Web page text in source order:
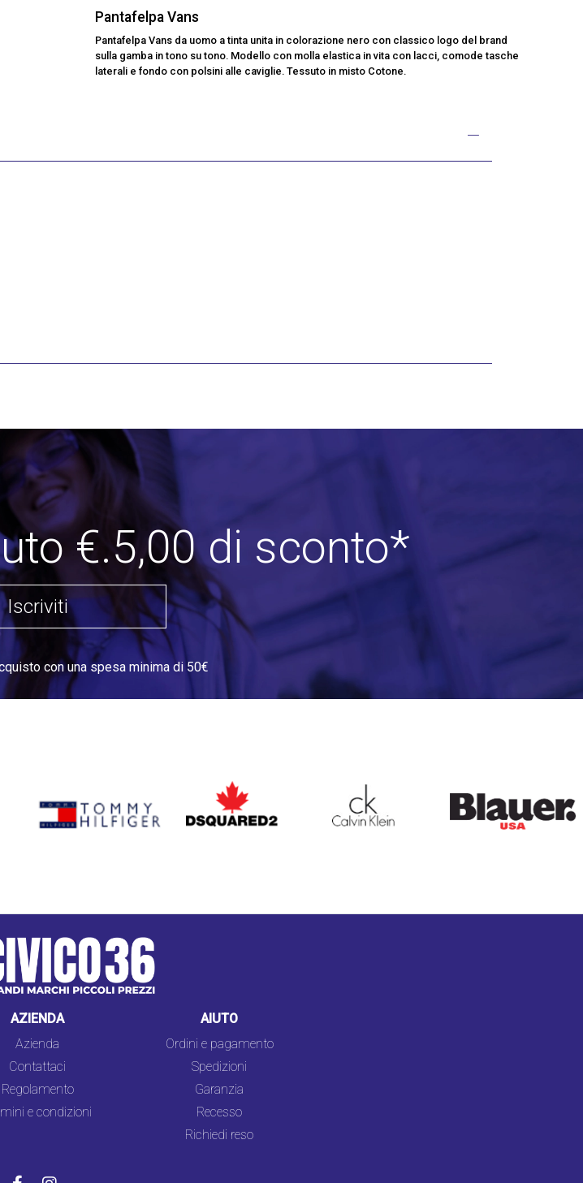
Pantafelpa Vans
Pantafelpa Vans da uomo a tinta unita in colorazione nero con classico logo del brand
sulla gamba in tono su tono. Modello con molla elastica in vita con lacci, comode tasche
laterali e fondo con polsini alle caviglie. Tessuto in misto Cotone.
€.5,00 di sconto*
Iscriviti
con una spesa minima di 50€
DSQUARED2 CALVIN KLEIN
AZIENDA
Azienda
Contattaci
Regolamento
e condizioni
AIUTO
Ordini e pagamento
Spedizioni
Garanzia
Recesso
Richiedi reso